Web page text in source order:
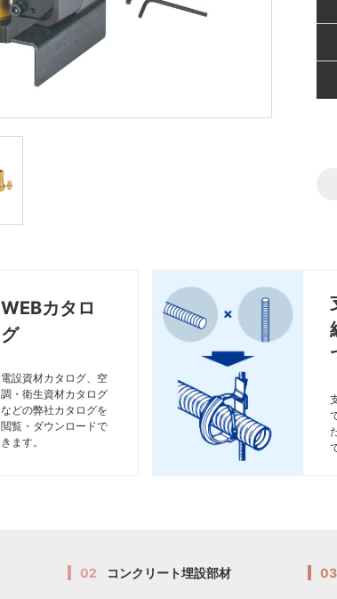
WEBカタロ
グ
電設資材カタログ、空
調・衛生資材カタログ
などの弊社カタログを
閲覧・ダウンロードで
きます。
02 コンクリート埋設部材 03